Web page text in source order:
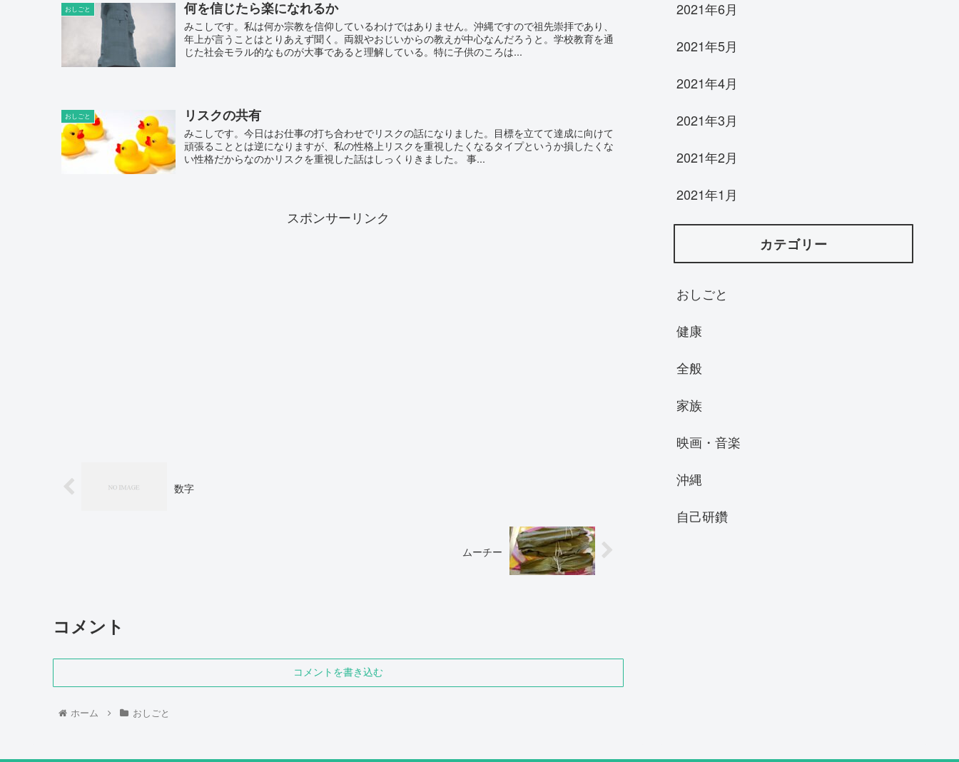
おしごと 何を信じたら楽になれるか
みこしです。私は何か宗教を信仰しているわけではありません。沖縄ですので祖先崇拝であり、
年上が言うことはとりあえず聞く。両親やおじいからの教えが中心なんだろうと。学校教育を通
じた社会モラル的なものが大事であると理解している。特に子供のころは...
おしごと リスクの共有
みこしです。今日はお仕事の打ち合わせでリスクの話になりました。目標を立てて達成に向けて
頑張ることとは逆になりますが、私の性格上リスクを重視したくなるタイプというか損したくな
い性格だからなのかリスクを重視した話はしっくりきました。 事...
スポンサーリンク
数字
ムーチー
コメント
コメントを書き込む
ホーム おしごと
2021年6月
2021年5月
2021年4月
2021年3月
2021年2月
2021年1月
カテゴリー
おしごと
健康
全般
家族
映画・音楽
沖縄
自己研鑽